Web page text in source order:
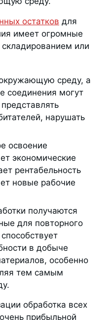
остатков для
имеет огромные
или
среду, а
соединения могут
нарушать
освоение
экономические
рентабельность
новые рабочие
получаются
для повторного
в добыче
особенно
тем самым
обработка всех
прибыльной